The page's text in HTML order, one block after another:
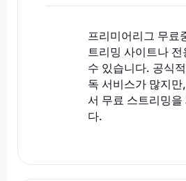
프리미어리그 무료
트리밍 사이트나
수 있습니다. 공식
독 서비스가 많지
서 무료 스트리밍을
다.